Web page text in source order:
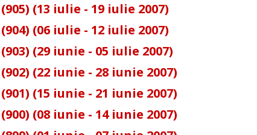
(13 iulie - 19 iulie 2007)
(06 iulie - 12 iulie 2007)
(29 iunie - 05 iulie 2007)
(22 iunie - 28 iunie 2007)
(15 iunie - 21 iunie 2007)
(08 iunie - 14 iunie 2007)